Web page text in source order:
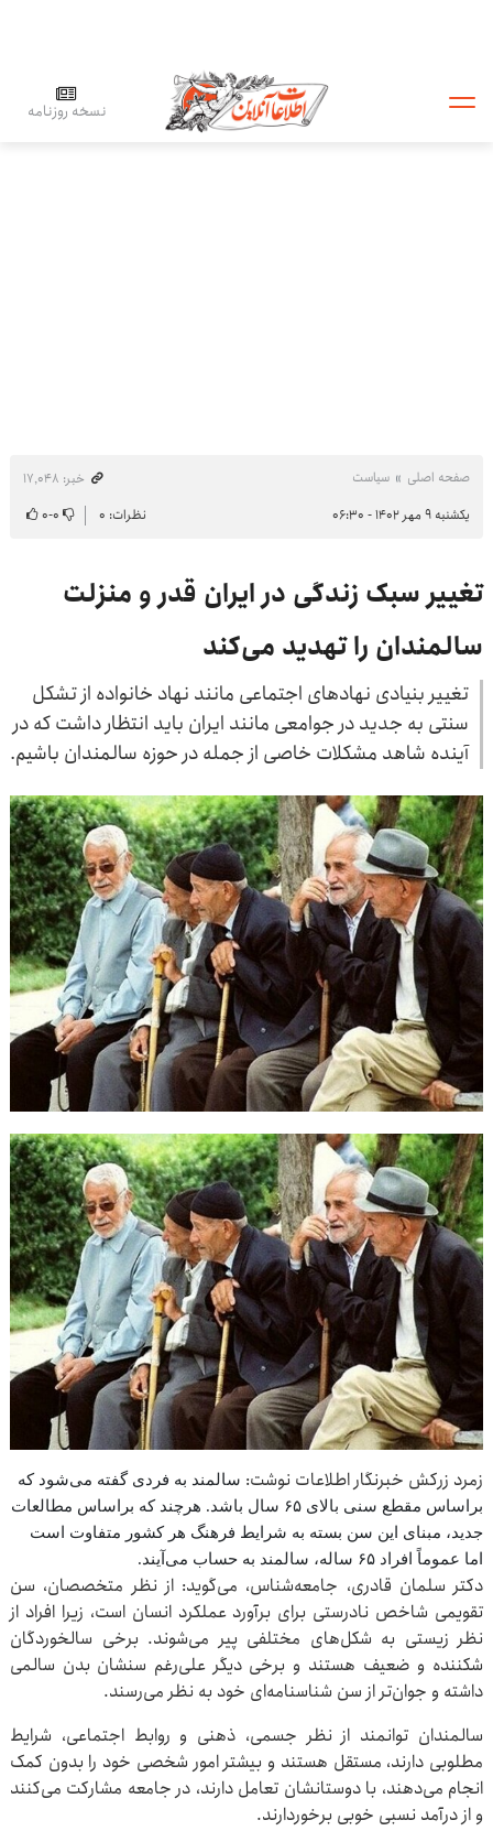
نسخه روزنامه
صفحه اصلی سیاست
خبر: ۱۷٬۰۴۸
یکشنبه ۹ مهر ۱۴۰۲ - ۰۶:۳۰
نظرات: ۰ ۰-۰
تغییر سبک زندگی در ایران قدر و منزلت
سالمندان را تهدید می‌کند
تغییر بنیادی نهاد‌های اجتماعی مانند نهاد خانواده از تشکل
سنتی به جدید در جوامعی مانند ایران باید انتظار داشت که در
آینده شاهد مشکلات خاصی از جمله در حوزه سالمندان باشیم.
زمرد زرکش خبرنگار اطلاعات نوشت: سالمند به فردی گفته می‌شود که
براساس مقطع سنی بالای ۶۵ سال باشد. هرچند که براساس مطالعات
جدید، مبنای این سن بسته به شرایط فرهنگ هر کشور متفاوت است
اما عموماً افراد ۶۵ ساله، سالمند به حساب می‌آیند.
دکتر سلمان‌ قادری، جامعه‌شناس، می‌گوید: از نظر متخصصان، سن
تقویمی شاخص نادرستی برای برآورد عملکرد انسان است، زیرا افراد از
نظر زیستی به شکل‌های مختلفی پیر می‌شوند. برخی سالخوردگان
شکننده و ضعیف هستند و برخی دیگر علی‌رغم سنشان بدن سالمی
داشته و جوان‌تر از سن شناسنامه‌ای خود به نظر می‌رسند.
سالمندان توانمند از نظر جسمی، ذهنی و روابط اجتماعی، شرایط
مطلوبی دارند، مستقل هستند و بیشتر امور شخصی خود را بدون کمک
انجام می‌دهند، با دوستانشان تعامل دارند، در جامعه مشارکت می‌کنند
و از درآمد نسبی خوبی برخوردارند.